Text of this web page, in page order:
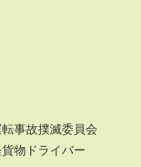
事故撲滅委員会
物ドライバー